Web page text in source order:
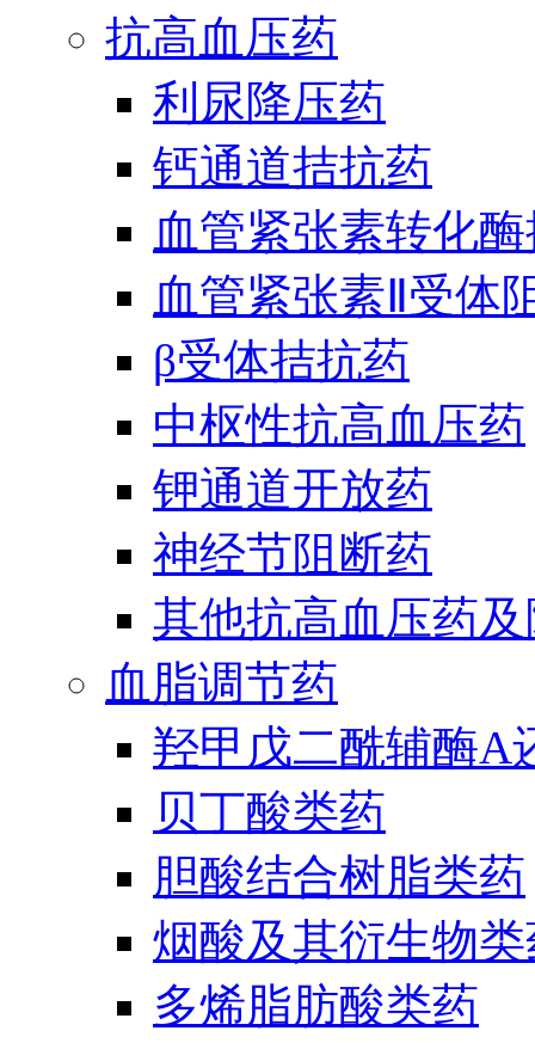
抗高血压药
利尿降压药
钙通道拮抗药
血管紧张素转化
血管紧张素Ⅱ受体
β受体拮抗药
中枢性抗高血压药
钾通道开放药
神经节阻断药
其他抗高血压药
血脂调节药
羟甲戊二酰辅酶A
贝丁酸类药
胆酸结合树脂类药
烟酸及其衍生物
多烯脂肪酸类药